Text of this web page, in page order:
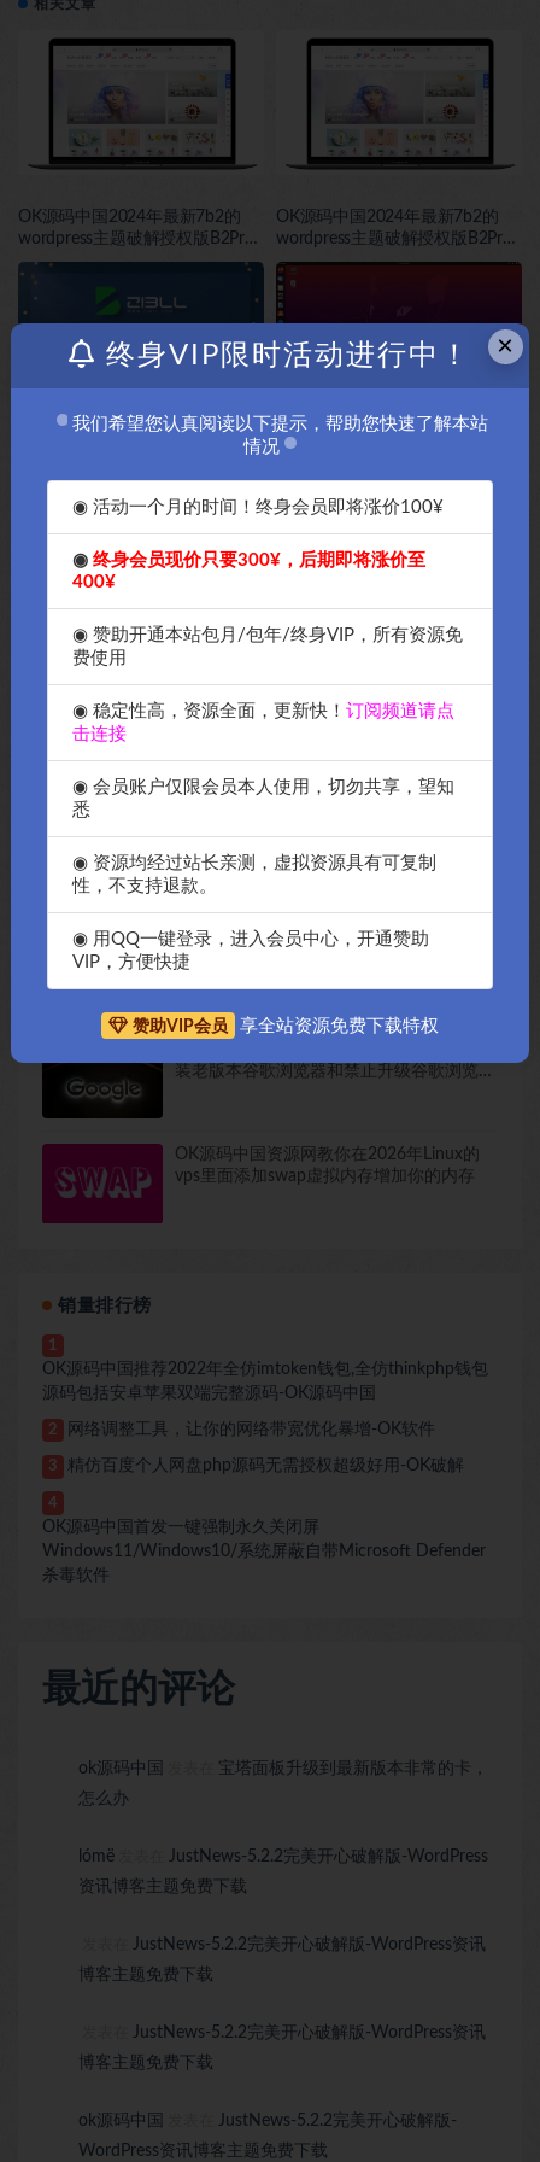
相关文章
OK源码中国2024年最新7b2的
wordpress主题破解授权版B2Pro-
4.4.1版本
OK源码中国2024年最新7b2的
wordpress主题破解授权版B2Pro-
4.3.8版本
OK源码中国
OK源码中国资源网：如果你的目
一组命令
OK源码中国资源网：如果你的目的是 Ubuntu 24.04 开启
root SSH 登录，可以直接执行下面这一组命令
如何快读获得谷歌api教程，Ok源码中国资
源网告诉你，简单快速操作
装老版本谷歌浏览器和禁止升级谷歌浏览器
OK源码中国资源网教你在2026年Linux的
vps里面添加swap虚拟内存增加你的内存
销量排行榜
1
OK源码中国推荐2022年全仿imtoken钱包,全仿thinkphp钱包
源码包括安卓苹果双端完整源码-OK源码中国
2 网络调整工具，让你的网络带宽优化暴增-OK软件
3 精仿百度个人网盘php源码无需授权超级好用-OK破解
4
OK源码中国首发一键强制永久关闭屏
Windows11/Windows10/系统屏蔽自带Microsoft Defender
杀毒软件
最近的评论
ok源码中国
宝塔面板升级到最新版本非常的卡，
怎么办
lómë
JustNews-5.2.2完美开心破解版-WordPress
资讯博客主题免费下载
JustNews-5.2.2完美开心破解版-WordPress资讯
博客主题免费下载
JustNews-5.2.2完美开心破解版-WordPress资讯
博客主题免费下载
ok源码中国
JustNews-5.2.2完美开心破解版-
WordPress资讯博客主题免费下载
×
终身VIP限时活动进行中！
我们希望您认真阅读以下提示，帮助您快速了解本站
情况
◉ 活动一个月的时间！终身会员即将涨价100¥
◉终身会员现价只要300¥，后期即将涨价至
400¥
◉ 赞助开通本站包月/包年/终身VIP，所有资源免
费使用
◉ 稳定性高，资源全面，更新快！订阅频道请点
击连接
◉ 会员账户仅限会员本人使用，切勿共享，望知
悉
◉ 资源均经过站长亲测，虚拟资源具有可复制
性，不支持退款。
◉ 用QQ一键登录，进入会员中心，开通赞助
VIP，方便快捷
赞助VIP会员 享全站资源免费下载特权